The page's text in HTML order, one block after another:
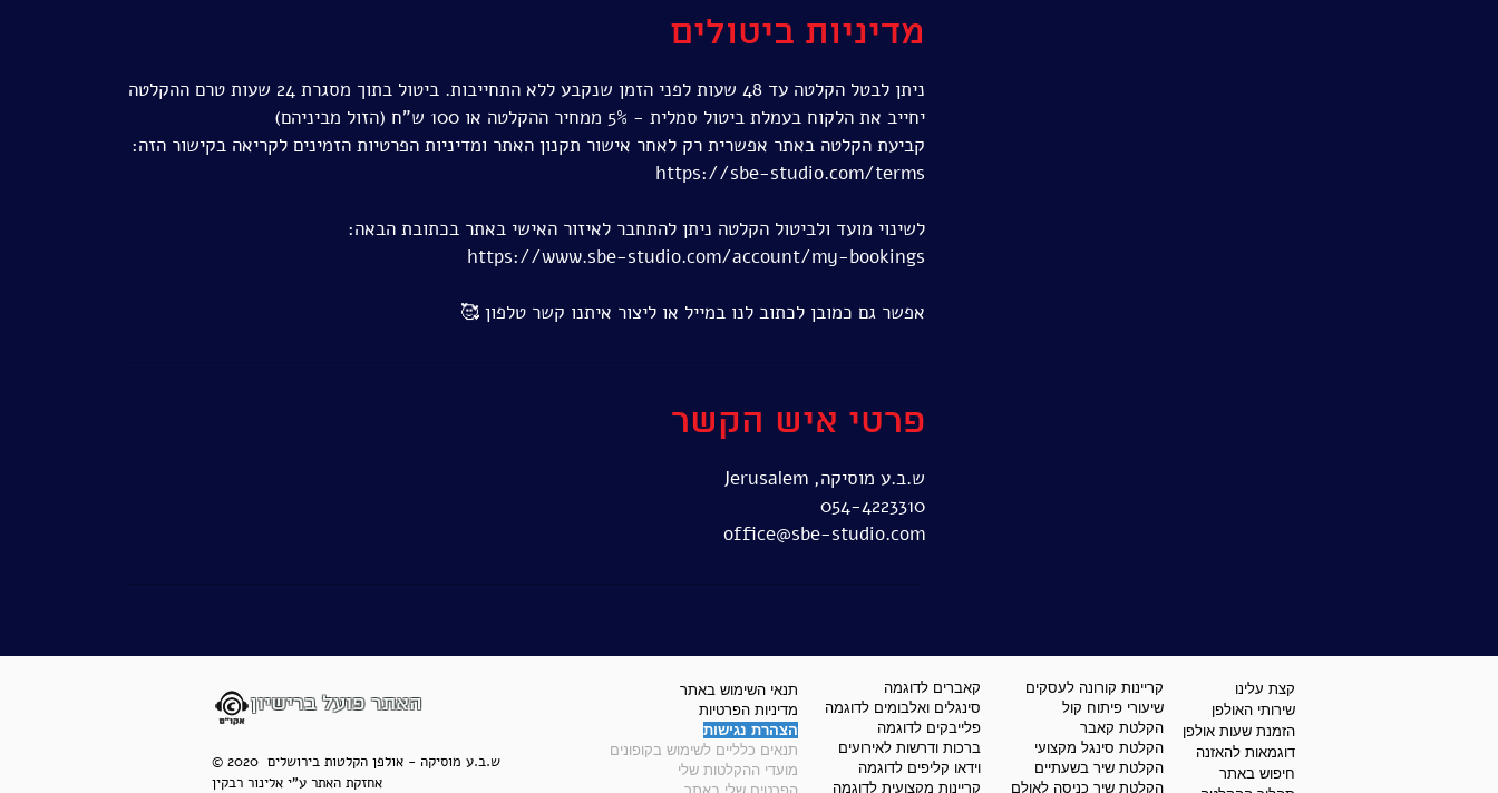
מדיניות ביטולים
ניתן לבטל הקלטה עד 48 שעות לפני הזמן שנקבע ללא התחייבות. ביטול בתוך מסגרת 24 שעות טרם ההקלטה
אפשר גם כמובן לכתוב לנו במייל או ליצור איתנו קשר טלפון 🥰
פרטי איש הקשר
ש.ב.ע מוסיקה, Jerusalem
054-4223310
office@sbe-studio.com
האתר פועל ברישיון
תנאי השימוש באתר
מדיניות הפרטיות
הצהרת נגישות
תנאים כלליים לשימוש בקופונים
מועדי ההקלטות שלי
© 2020 ש.ב.ע מוסיקה - אולפן הקלטות בירושלים
אחזקת האתר ע"י אלינור רבקין
קאברים לדוגמה
סינגלים ואלבומים לדוגמה
פלייבקים לדוגמה
ברכות ודרשות לאירועים
וידאו קליפים לדוגמה
קריינות מקצועית לדוגמה
קריינות קורונה לעסקים
שיעורי פיתוח קול
הקלטת קאבר
הקלטת סינגל מקצועי
הקלטת שיר בשעתיים
הקלטת שיר כניסה לאולם
קצת עלינו
שירותי האולפן
הזמנת שעות אולפן
דוגמאות להאזנה
חיפוש באתר